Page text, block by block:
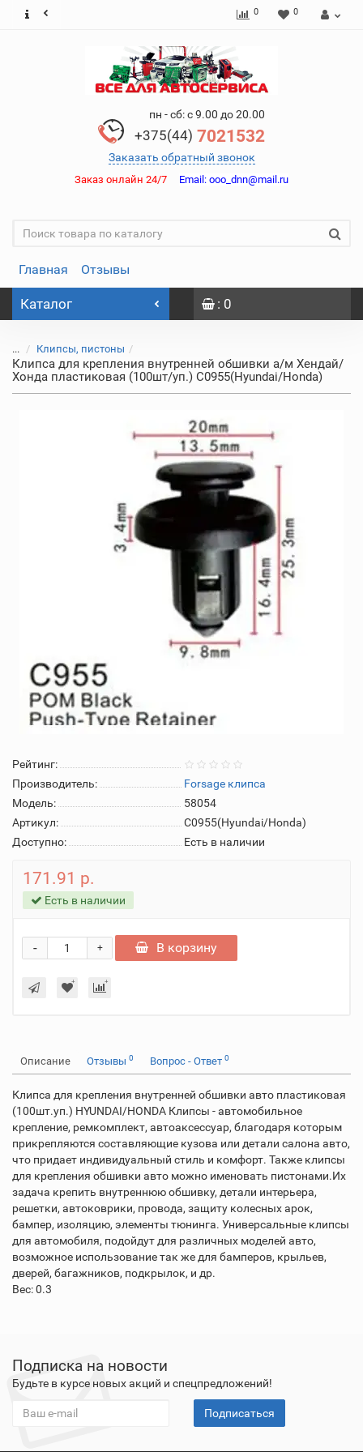
0 0
пн - сб: с 9.00 до 20.00
+375(44) 7021532
Заказать обратный звонок
Заказ онлайн 24/7 Email: ooo_dnn@mail.ru
Главная Отзывы
Каталог : 0
... Клипсы, пистоны
Клипса для крепления внутренней обшивки а/м Хендай/
Хонда пластиковая (100шт/уп.) C0955(Hyundai/Honda)
Рейтинг:
Производитель:
Forsage клипса
Модель:
58054
Артикул:
C0955(Hyundai/Honda)
Доступно:
Есть в наличии
171.91 р.
Есть в наличии
+
- В корзину
Описание Отзывы 0 Вопрос - Ответ 0
Клипса для крепления внутренней обшивки авто пластиковая
(100шт.уп.) HYUNDAI/HONDA Клипсы - автомобильное
крепление, ремкомплект, автоаксессуар, благодаря которым
прикрепляются составляющие кузова или детали салона авто,
что придает индивидуальный стиль и комфорт. Также клипсы
для крепления обшивки авто можно именовать пистонами.Их
задача крепить внутреннюю обшивку, детали интерьера,
решетки, автоковрики, провода, защиту колесных арок,
бампер, изоляцию, элементы тюнинга. Универсальные клипсы
для автомобиля, подойдут для различных моделей авто,
возможное использование так же для бамперов, крыльев,
дверей, багажников, подкрылок, и др.
Вес: 0.3
Подписка на новости
Будьте в курсе новых акций и спецпредложений!
Подписаться